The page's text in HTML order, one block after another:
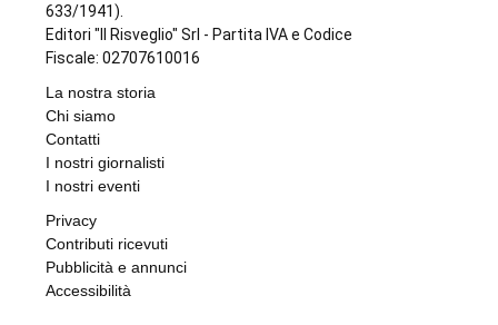
nuovi libri: il primo corso a fine settembre
Redazione